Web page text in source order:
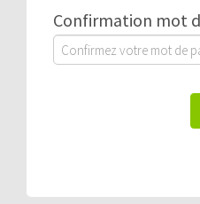
Confirmation mot